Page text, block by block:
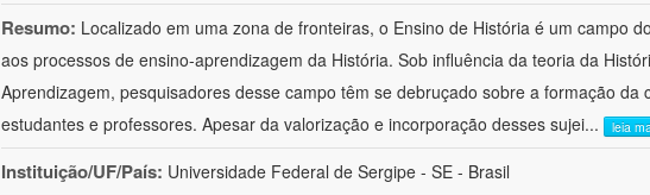
Resumo: Localizado em uma zona de fronteiras, o Ensino de História é um campo
aos processos de ensino-aprendizagem da História. Sob influência da teoria da
Aprendizagem, pesquisadores desse campo têm se debruçado sobre a formação da
estudantes e professores. Apesar da valorização e incorporação desses sujei... leia
Instituição/UF/País: Universidade Federal de Sergipe - SE - Brasil